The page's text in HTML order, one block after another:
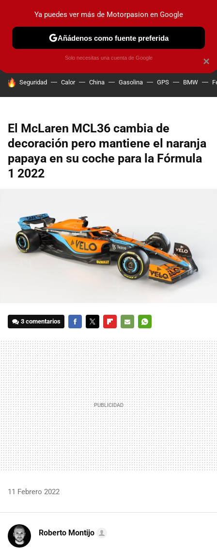
PRUEBAS COCHES ELÉCTRICOS OBSERVATORIO
HOY SE HABLA DE
Seguridad Calor China Gasolina GPS BMW
El McLaren MCL36 cambia de
decoración pero mantiene el naranja
papaya en su coche para la Fórmula
1 2022
3 comentarios
MAIL
11 Febrero 2022
Roberto Montijo
×
Ya puedes ver más de Motorpasion en Google
Añádenos como fuente preferida
Solo necesitas una cuenta de Google